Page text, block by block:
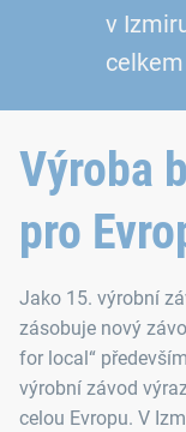
v
Výroba
pro
Jako 15. výrobní
zásobuje nový
for local“
výrobní závod
celou Evropu. V